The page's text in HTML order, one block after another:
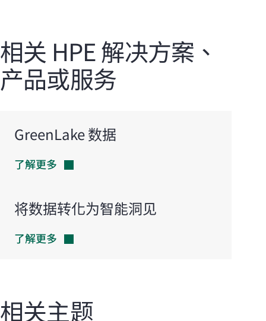
相关 HPE 解决方案、
产品或服务
GreenLake 数据
了解更多
将数据转化为智能洞见
了解更多
相关主题